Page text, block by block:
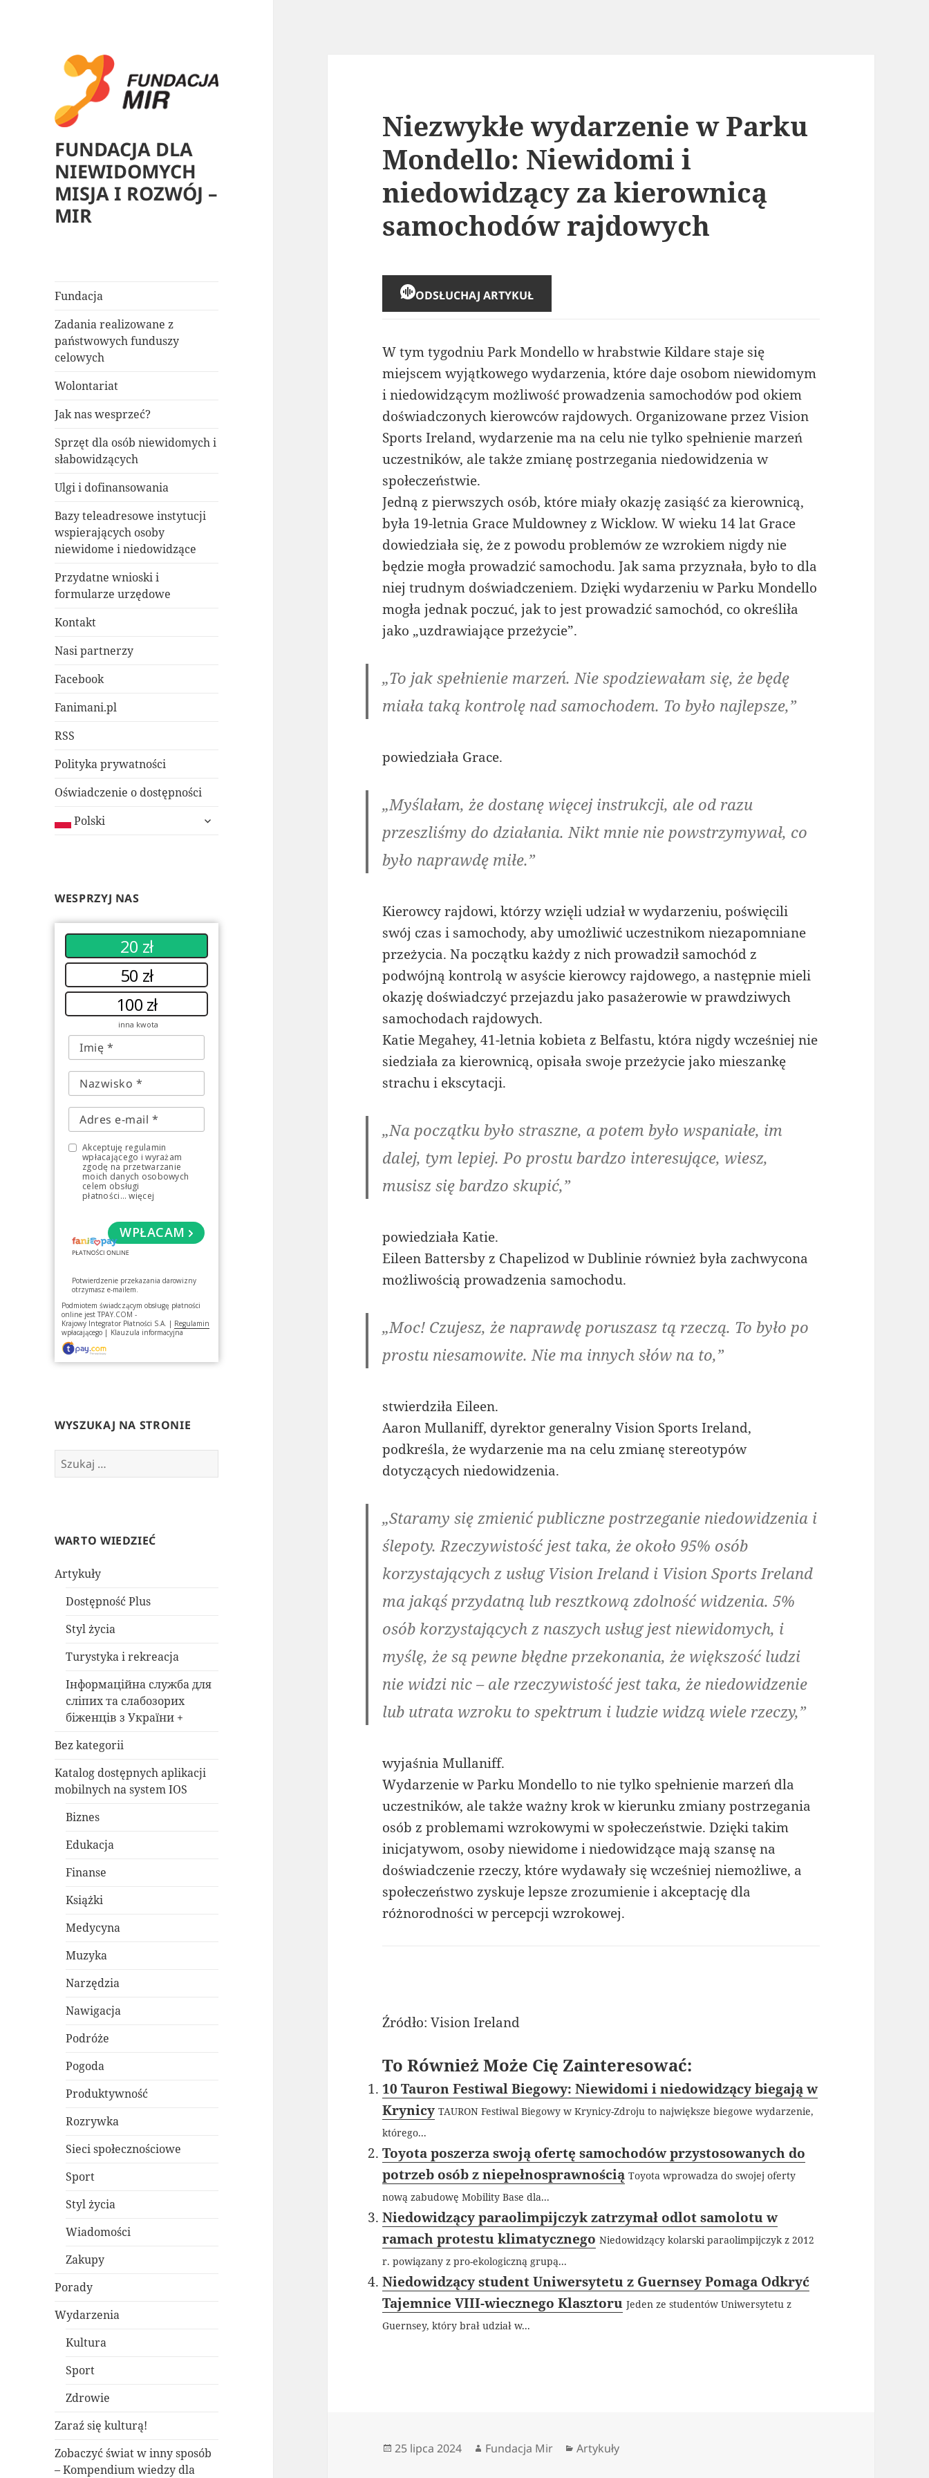
FUNDACJA DLA
NIEWIDOMYCH
MISJA I ROZWÓJ –
MIR
Fundacja
Zadania realizowane z
państwowych funduszy
celowych
Wolontariat
Jak nas wesprzeć?
Sprzęt dla osób niewidomych i
słabowidzących
Ulgi i dofinansowania
Bazy teleadresowe instytucji
wspierających osoby
niewidome i niedowidzące
Przydatne wnioski i
formularze urzędowe
Kontakt
Nasi partnerzy
Facebook
Fanimani.pl
RSS
Polityka prywatności
Oświadczenie o dostępności
Polski
rozwiń
WESPRZYJ NAS
20 zł
50 zł
100 zł
inna kwota
Akceptuję regulamin
wpłacającego i wyrażam
zgodę na przetwarzanie
moich danych osobowych
celem obsługi
płatności... więcej
WPŁACAM
Potwierdzenie przekazania darowizny
otrzymasz e-mailem.
Podmiotem świadczącym obsługę płatności
online jestTPAY.COM -
Krajowy Integrator Płatności S.A. | Regulamin
wpłacającego | Klauzula informacyjna
WYSZUKAJ NA STRONIE
Szukaj:
WARTO WIEDZIEĆ
Artykuły
Dostępność Plus
Styl życia
Turystyka i rekreacja
Інформаційна служба для
сліпих та слабозорих
біженців з України +
Bez kategorii
Katalog dostępnych aplikacji
mobilnych na system IOS
Biznes
Edukacja
Finanse
Książki
Medycyna
Muzyka
Narzędzia
Nawigacja
Podróże
Pogoda
Produktywność
Rozrywka
Sieci społecznościowe
Sport
Styl życia
Wiadomości
Zakupy
Porady
Wydarzenia
Kultura
Sport
Zdrowie
Zaraź się kulturą!
Zobaczyć świat w inny sposób
– Kompendium wiedzy dla
Niezwykłe wydarzenie w Parku
Mondello: Niewidomi i
niedowidzący za kierownicą
samochodów rajdowych
ODSŁUCHAJ ARTYKUŁ
W tym tygodniu Park Mondello w hrabstwie Kildare staje się
miejscem wyjątkowego wydarzenia, które daje osobom niewidomym
i niedowidzącym możliwość prowadzenia samochodów pod okiem
doświadczonych kierowców rajdowych. Organizowane przez Vision
Sports Ireland, wydarzenie ma na celu nie tylko spełnienie marzeń
uczestników, ale także zmianę postrzegania niedowidzenia w
społeczeństwie.
Jedną z pierwszych osób, które miały okazję zasiąść za kierownicą,
była 19-letnia Grace Muldowney z Wicklow. W wieku 14 lat Grace
dowiedziała się, że z powodu problemów ze wzrokiem nigdy nie
będzie mogła prowadzić samochodu. Jak sama przyznała, było to dla
niej trudnym doświadczeniem. Dzięki wydarzeniu w Parku Mondello
mogła jednak poczuć, jak to jest prowadzić samochód, co określiła
jako „uzdrawiające przeżycie”.
„To jak spełnienie marzeń. Nie spodziewałam się, że będę
miała taką kontrolę nad samochodem. To było najlepsze,”
powiedziała Grace.
„Myślałam, że dostanę więcej instrukcji, ale od razu
przeszliśmy do działania. Nikt mnie nie powstrzymywał, co
było naprawdę miłe.”
Kierowcy rajdowi, którzy wzięli udział w wydarzeniu, poświęcili
swój czas i samochody, aby umożliwić uczestnikom niezapomniane
przeżycia. Na początku każdy z nich prowadził samochód z
podwójną kontrolą w asyście kierowcy rajdowego, a następnie mieli
okazję doświadczyć przejazdu jako pasażerowie w prawdziwych
samochodach rajdowych.
Katie Megahey, 41-letnia kobieta z Belfastu, która nigdy wcześniej nie
siedziała za kierownicą, opisała swoje przeżycie jako mieszankę
strachu i ekscytacji.
„Na początku było straszne, a potem było wspaniałe, im
dalej, tym lepiej. Po prostu bardzo interesujące, wiesz,
musisz się bardzo skupić,”
powiedziała Katie.
Eileen Battersby z Chapelizod w Dublinie również była zachwycona
możliwością prowadzenia samochodu.
„Moc! Czujesz, że naprawdę poruszasz tą rzeczą. To było po
prostu niesamowite. Nie ma innych słów na to,”
stwierdziła Eileen.
Aaron Mullaniff, dyrektor generalny Vision Sports Ireland,
podkreśla, że wydarzenie ma na celu zmianę stereotypów
dotyczących niedowidzenia.
„Staramy się zmienić publiczne postrzeganie niedowidzenia i
ślepoty. Rzeczywistość jest taka, że około 95% osób
korzystających z usług Vision Ireland i Vision Sports Ireland
ma jakąś przydatną lub resztkową zdolność widzenia. 5%
osób korzystających z naszych usług jest niewidomych, i
myślę, że są pewne błędne przekonania, że większość ludzi
nie widzi nic – ale rzeczywistość jest taka, że niedowidzenie
lub utrata wzroku to spektrum i ludzie widzą wiele rzeczy,”
wyjaśnia Mullaniff.
Wydarzenie w Parku Mondello to nie tylko spełnienie marzeń dla
uczestników, ale także ważny krok w kierunku zmiany postrzegania
osób z problemami wzrokowymi w społeczeństwie. Dzięki takim
inicjatywom, osoby niewidome i niedowidzące mają szansę na
doświadczenie rzeczy, które wydawały się wcześniej niemożliwe, a
społeczeństwo zyskuje lepsze zrozumienie i akceptację dla
różnorodności w percepcji wzrokowej.
Źródło: Vision Ireland
To Również Może Cię Zainteresować:
10 Tauron Festiwal Biegowy: Niewidomi i niedowidzący biegają w
Krynicy TAURON Festiwal Biegowy​ w Krynicy-Zdroju to największe biegowe wydarzenie,
którego...
Toyota poszerza swoją ofertę samochodów przystosowanych do
potrzeb osób z niepełnosprawnością Toyota wprowadza do swojej oferty
nową zabudowę Mobility Base dla...
Niedowidzący paraolimpijczyk zatrzymał odlot samolotu w
ramach protestu klimatycznego Niedowidzący kolarski paraolimpijczyk z 2012
r. powiązany z pro-ekologiczną grupą...
Niedowidzący student Uniwersytetu z Guernsey Pomaga Odkryć
Tajemnice VIII-wiecznego Klasztoru Jeden ze studentów Uniwersytetu z
Guernsey, który brał udział w...
Data
25 lipca 2024 Autor
Fundacja Mir Kategorie
Artykuły